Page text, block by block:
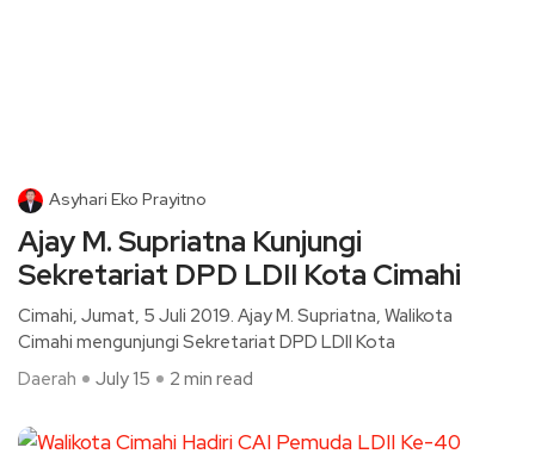
Asyhari Eko Prayitno
Ajay M. Supriatna Kunjungi
Sekretariat DPD LDII Kota Cimahi
Cimahi, Jumat, 5 Juli 2019. Ajay M. Supriatna, Walikota
Cimahi mengunjungi Sekretariat DPD LDII Kota
Daerah
July 15 2 min read